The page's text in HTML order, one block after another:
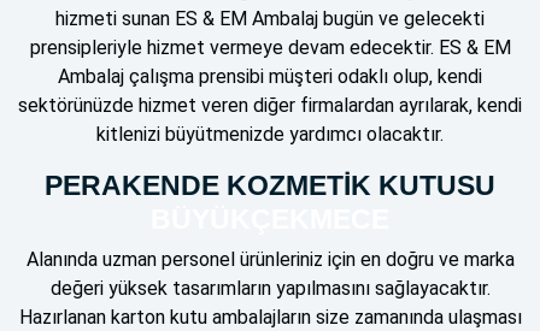
hizmeti sunan ES & EM Ambalaj bugün ve gelecekti
prensipleriyle hizmet vermeye devam edecektir. ES & EM
Ambalaj çalışma prensibi müşteri odaklı olup, kendi
sektörünüzde hizmet veren diğer firmalardan ayrılarak, kendi
kitlenizi büyütmenizde yardımcı olacaktır.
PERAKENDE KOZMETİK KUTUSU
Alanında uzman personel ürünleriniz için en doğru ve marka
değeri yüksek tasarımların yapılmasını sağlayacaktır.
Hazırlanan karton kutu ambalajların size zamanında ulaşması